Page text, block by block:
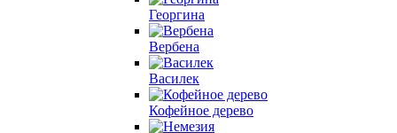
Георгина
Вербена
Василек
Кофейное дерево